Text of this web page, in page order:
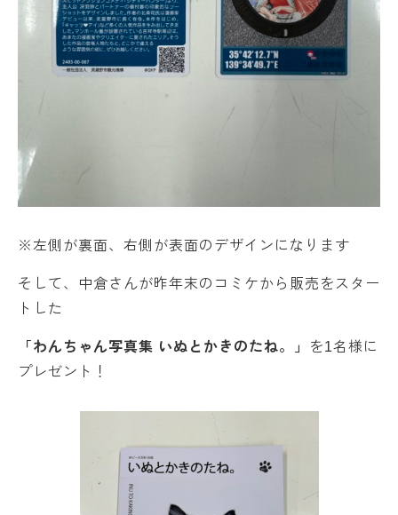
※左側が裏面、右側が表面のデザインになります
そして、中倉さんが昨年末のコミケから販売をスター
トした
「わんちゃん写真集 いぬとかきのたね。」
を1名様に
プレゼント！